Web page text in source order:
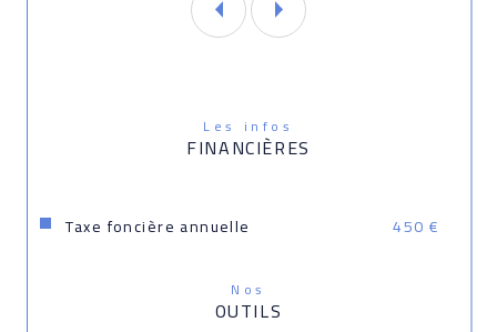
Les infos
FINANCIÈRES
Taxe foncière annuelle 450 €
Nos
OUTILS